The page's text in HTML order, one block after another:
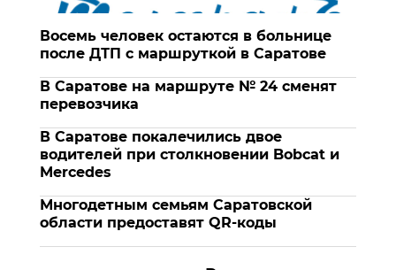
Восемь человек остаются в больнице
после ДТП с маршруткой в Саратове
В Саратове на маршруте № 24 сменят
перевозчика
В Саратове покалечились двое
водителей при столкновении Bobcat и
Mercedes
Многодетным семьям Саратовской
области предоставят QR-коды